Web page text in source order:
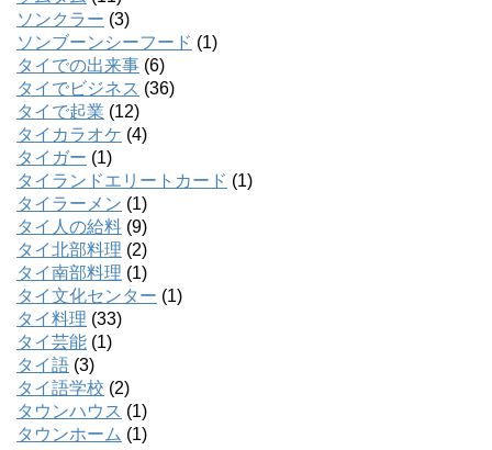
ソンクラー (3)
ソンブーンシーフード (1)
タイでの出来事 (6)
タイでビジネス (36)
タイで起業 (12)
タイカラオケ (4)
タイガー (1)
タイランドエリートカード (1)
タイラーメン (1)
タイ人の給料 (9)
タイ北部料理 (2)
タイ南部料理 (1)
タイ文化センター (1)
タイ料理 (33)
タイ芸能 (1)
タイ語 (3)
タイ語学校 (2)
タウンハウス (1)
タウンホーム (1)